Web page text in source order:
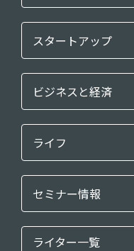
スタートアップ
ビジネスと経済
ライフ
セミナー情報
ライター一覧